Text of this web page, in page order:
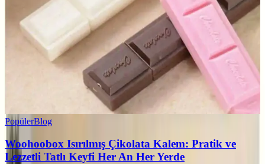
PopülerBlog
Woohoobox Isırılmış Çikolata Kalem: Pratik ve
Lezzetli Tatlı Keyfi Her An Her Yerde